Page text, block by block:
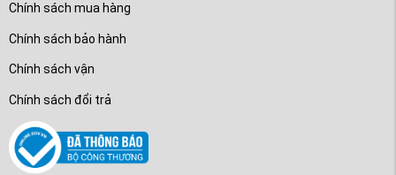
Chính sách mua hàng
Chính sách bảo hành
Chính sách vận
Chính sách đổi trả